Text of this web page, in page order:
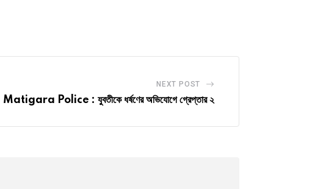
NEXT POST
Matigara Police : যুবতীকে ধর্ষণের অভিযোগে গ্রেপ্তার ২